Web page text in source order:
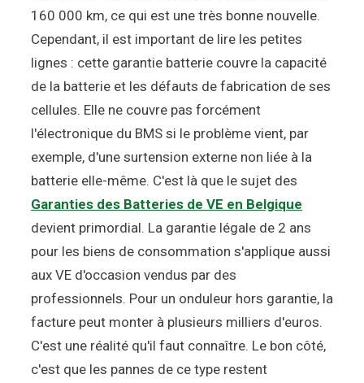
160 000 km, ce qui est une très bonne nouvelle.
Cependant, il est important de lire les petites
lignes : cette garantie batterie couvre la capacité
de la batterie et les défauts de fabrication de ses
cellules. Elle ne couvre pas forcément
l'électronique du BMS si le problème vient, par
exemple, d'une surtension externe non liée à la
batterie elle-même. C'est là que le sujet des
Garanties des Batteries de VE en Belgique
devient primordial. La garantie légale de 2 ans
pour les biens de consommation s'applique aussi
aux VE d'occasion vendus par des
professionnels. Pour un onduleur hors garantie, la
facture peut monter à plusieurs milliers d'euros.
C'est une réalité qu'il faut connaître. Le bon côté,
c'est que les pannes de ce type restent